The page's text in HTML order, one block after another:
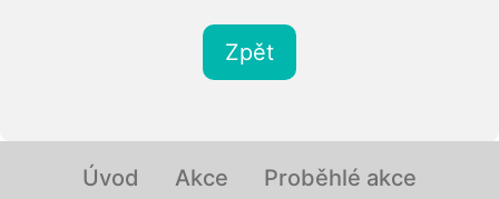
Zpět
Úvod Akce Proběhlé akce